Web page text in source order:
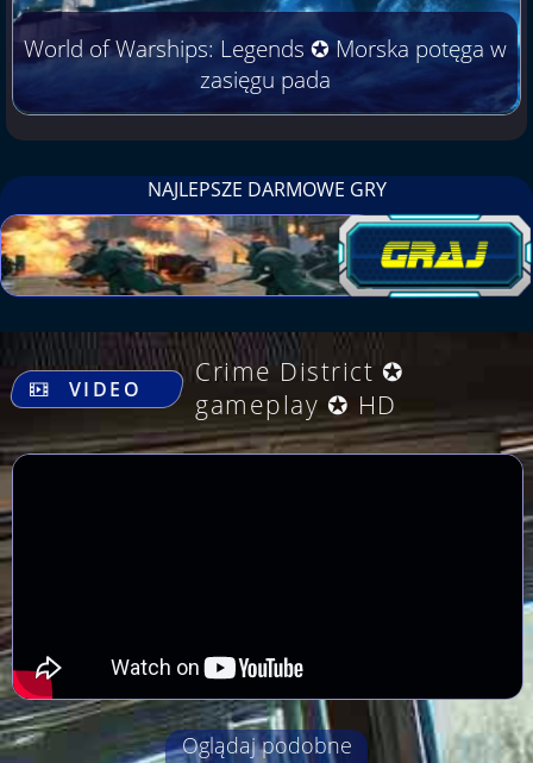
World of Warships: Legends ✪ Morska potęga w
zasięgu pada
NAJLEPSZE DARMOWE GRY
.
VIDEO
Crime District ✪
gameplay ✪ HD
Oglądaj podobne